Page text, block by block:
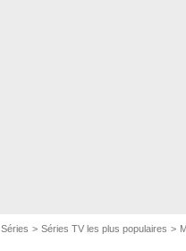
Séries Séries TV les plus populaires